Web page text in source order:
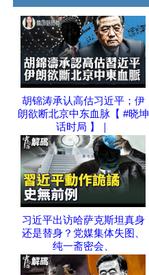
胡锦涛承认高估习近平；伊
朗欲断北京中东血脉【 #晓坤
话时局 】｜
习近平出访哈萨克斯坦真身
还是替身？党媒集体失图、
纯一斋密会、